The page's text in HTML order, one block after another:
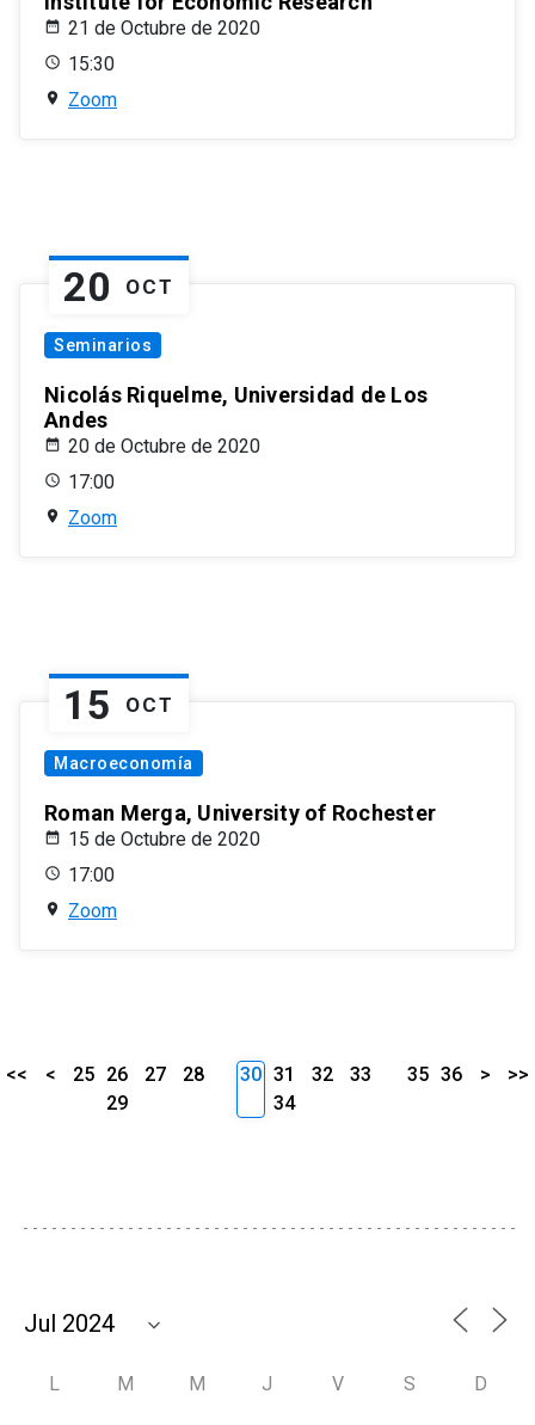
21 de Octubre de 2020
15:30
Zoom
20 OCT
Seminarios
Nicolás Riquelme, Universidad de Los
Andes
20 de Octubre de 2020
17:00
Zoom
15 OCT
Macroeconomía
Roman Merga, University of Rochester
15 de Octubre de 2020
17:00
Zoom
<< < 25 26 27
28
29
30 31 32
33
34
35 36 > >>
L M M J V S D